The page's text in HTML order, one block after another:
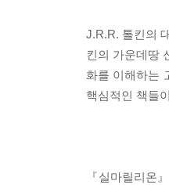
J.R.R. 톨킨의
킨의 가운데땅
화를 이해하는
핵심적인 책들
『실마릴리온